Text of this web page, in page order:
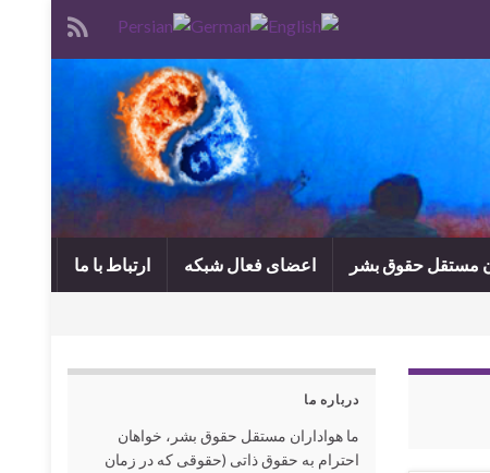
مستقل حقوق بشر اعضای فعال شبکه ارتباط با ما
درباره ما
ما هواداران مستقل حقوق بشر، خواهان
احترام به حقوق ذاتی (حقوقی که در زمان